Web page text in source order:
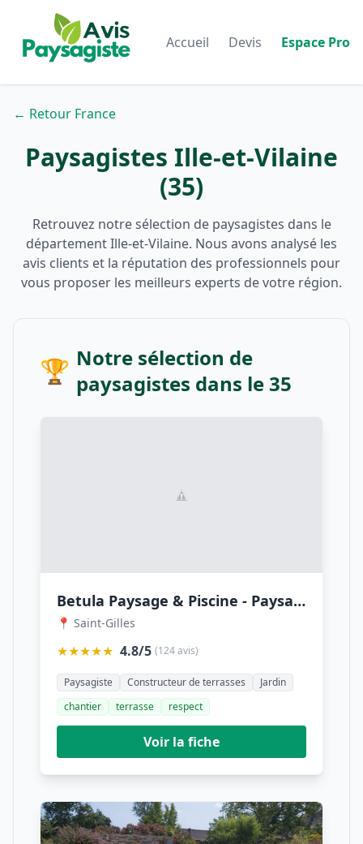
Accueil Devis Espace Pro
← Retour France
Paysagistes Ille-et-Vilaine
(35)
Retrouvez notre sélection de paysagistes dans le
département Ille-et-Vilaine. Nous avons analysé les
avis clients et la réputation des professionnels pour
vous proposer les meilleurs experts de votre région.
🏆 Notre sélection de
paysagistes dans le 35
Betula Paysage & Piscine - Paysagiste Rennes 35
📍 Saint-Gilles
★★★★★ 4.8/5 (124 avis)
Paysagiste Constructeur de terrasses
Jardin
chantier
terrasse respect
Voir la fiche